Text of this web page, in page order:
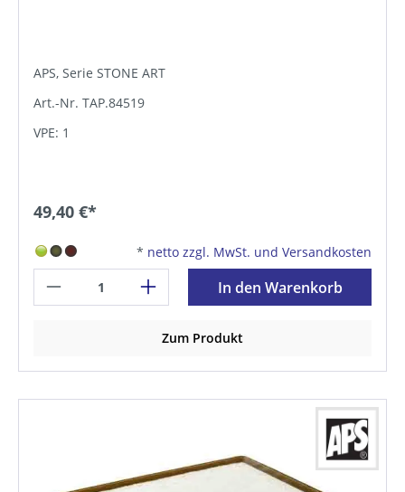
APS, Serie STONE ART
Art.-Nr. TAP.84519
VPE: 1
49,40 €*
* netto zzgl. MwSt. und Versandkosten
In den Warenkorb
Zum Produkt